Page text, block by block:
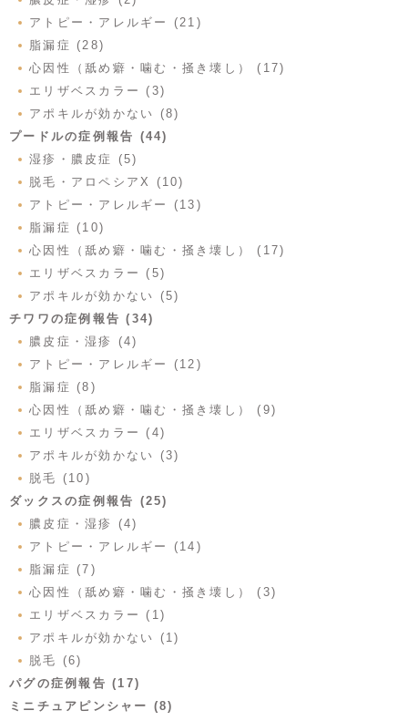
アトピー・アレルギー (21)
脂漏症 (28)
心因性（舐め癖・噛む・掻き壊し） (17)
エリザベスカラー (3)
アポキルが効かない (8)
プードルの症例報告 (44)
湿疹・膿皮症 (5)
脱毛・アロペシアX (10)
アトピー・アレルギー (13)
脂漏症 (10)
心因性（舐め癖・噛む・掻き壊し） (17)
エリザベスカラー (5)
アポキルが効かない (5)
チワワの症例報告 (34)
膿皮症・湿疹 (4)
アトピー・アレルギー (12)
脂漏症 (8)
心因性（舐め癖・噛む・掻き壊し） (9)
エリザベスカラー (4)
アポキルが効かない (3)
脱毛 (10)
ダックスの症例報告 (25)
膿皮症・湿疹 (4)
アトピー・アレルギー (14)
脂漏症 (7)
心因性（舐め癖・噛む・掻き壊し） (3)
エリザベスカラー (1)
アポキルが効かない (1)
脱毛 (6)
パグの症例報告 (17)
ミニチュアピンシャー (8)